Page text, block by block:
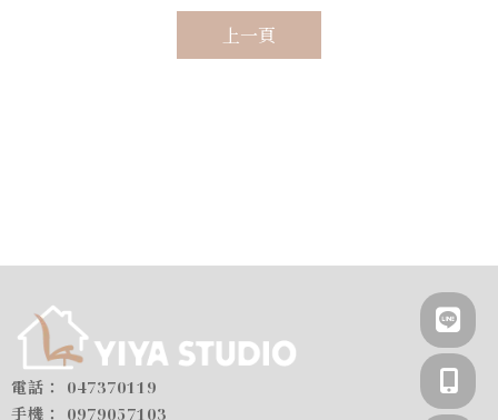
上一頁
047370119
0979057103